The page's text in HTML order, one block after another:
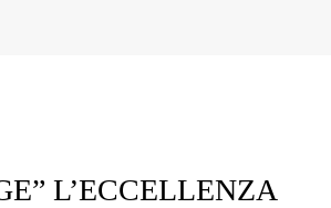
L’ECCELLENZA